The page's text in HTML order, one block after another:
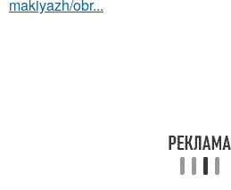
makiyazh/obr...